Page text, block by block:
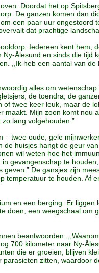
Doordat het op
De ganzen komen dan
een paar uur ongestoord
dat prachtige
Iedereen kent hem,
Ålesund en sinds die tijd
,,Ik heb een aantal van
alles om
de toendra, de
twee keer leuk, maar de
Mijn zoon komt nou
lang volgehouden.”
twee oude, gele
huisjes hangt de geur
wil weten hoe het
gevangenschap te
De gansjes zijn
temperatuur te houden. Af
en een berging. Er
doen, een weegschaal om
beantwoorden:
700 kilometer naar Ny-
die er groeien, blijven
zitten, waardoor